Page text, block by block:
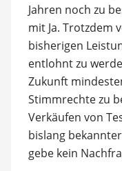
Jahren noch zu
mit Ja. Trotzdem
bisherigen
entlohnt zu
Zukunft
Stimmrechte zu
Verkäufen von
bislang
gebe kein